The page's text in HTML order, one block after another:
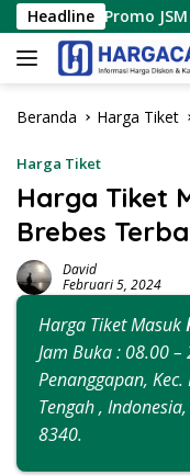
Langsung
ke
konten
Headline
JSM Toko Remaja
Beranda Harga Tiket
Harga Tiket
Harga Tiket
Brebes
David
Februari 5, 2024
Harga Tiket Masuk
Jam Buka : 08.00 –
Penanggapan,
Tengah ,
8340.